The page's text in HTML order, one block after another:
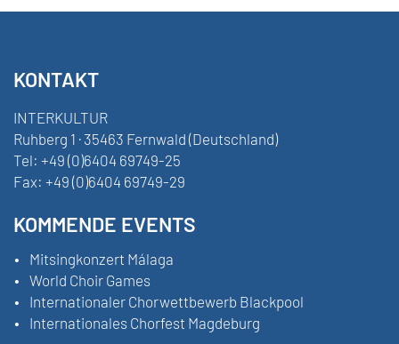
KONTAKT
INTERKULTUR
Ruhberg 1 · 35463 Fernwald (Deutschland)
Tel: +49 (0)6404 69749-25
Fax: +49 (0)6404 69749-29
KOMMENDE EVENTS
Mitsingkonzert Málaga
World Choir Games
Internationaler Chorwettbewerb Blackpool
Internationales Chorfest Magdeburg